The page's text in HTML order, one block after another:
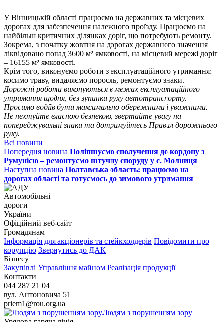
У Вінницькій області працюємо на державних та місцевих
дорогах для забезпечення належного проїзду. Працюємо на
найбільш критичних ділянках доріг, що потребують ремонту.
Зокрема, з початку жовтня на дорогах державного значення
ліквідовано понад 3600 м² ямковості, на місцевий мережі доріг
– 16155 м² ямковості.
Крім того, виконуємо роботи з експлуатаційного утримання:
косимо траву, видаляємо поросль, ремонтуємо знаки.
Дорожні роботи виконуються в межах експлуатаційного
утримання щодня, без зупинки руху автотранспорту.
Просимо водіїв бути максимально обережними і уважними.
Не нехтуйте власною безпекою, звертайте увагу на
попереджувальні знаки та дотримуйтесь Правил дорожнього
руху.
Всі новини
Попередня новина Поліпшуємо сполучення до кордону з
Румунією – ремонтуємо штучну споруду у с. Молниця
Наступна новина Полтавська область: працюємо на
дорогах області та готуємось до зимового утримання
Автомобільні
дороги
України
Офіційний веб‑сайт
Громадянам
Інформація для акціонерів та стейкхолдерів Повідомити про
корупцію Звернутись до ДАК
Бізнесу
Закупівлі Управління майном Реалізація продукції
Контакти
044 287 21 04
вул. Антоновича 51
priem1@rou.org.ua
Людям з порушенням зору